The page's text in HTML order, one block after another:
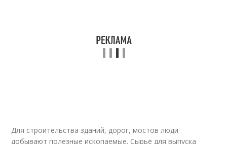
Для строительства зданий, дорог, мостов люди
добывают полезные ископаемые. Сырьё для выпуска